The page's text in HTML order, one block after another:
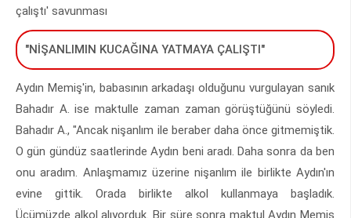
çalıştı' savunması
"NİŞANLIMIN KUCAĞINA YATMAYA ÇALIŞTI"
Aydın Memiş'in, babasının arkadaşı olduğunu vurgulayan sanık
Bahadır A. ise maktulle zaman zaman görüştüğünü söyledi.
Bahadır A., "Ancak nişanlım ile beraber daha önce gitmemiştik.
O gün gündüz saatlerinde Aydın beni aradı. Daha sonra da ben
onu aradım. Anlaşmamız üzerine nişanlım ile birlikte Aydın'ın
evine gittik. Orada birlikte alkol kullanmaya başladık.
Üçümüzde alkol alıyorduk. Bir süre sonra maktul Aydın Memiş